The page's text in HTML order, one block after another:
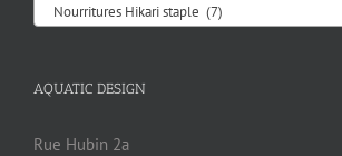
Nourritures Hikari staple (7)
AQUATIC DESIGN
Rue Hubin 2a